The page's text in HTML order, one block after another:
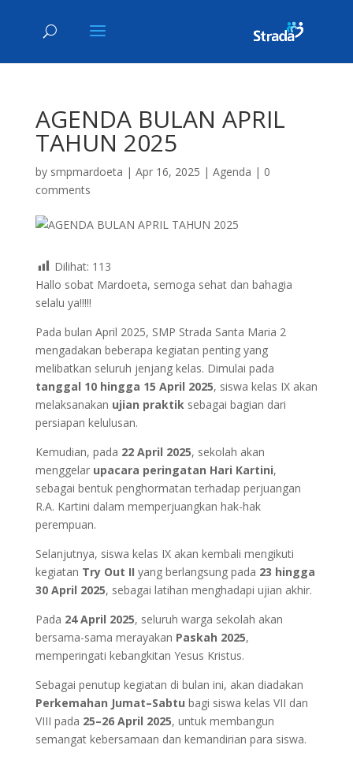
AGENDA BULAN APRIL
TAHUN 2025
by smpmardoeta | Apr 16, 2025 | Agenda | 0
comments
Dilihat: 113
Hallo sobat Mardoeta, semoga sehat dan bahagia
selalu ya!!!!!
Pada bulan April 2025, SMP Strada Santa Maria 2
mengadakan beberapa kegiatan penting yang
melibatkan seluruh jenjang kelas. Dimulai pada
tanggal 10 hingga 15 April 2025, siswa kelas IX akan
melaksanakan ujian praktiksebagai bagian dari
persiapan kelulusan.
Kemudian, pada 22 April 2025, sekolah akan
menggelar upacara peringatan Hari Kartini,
sebagai bentuk penghormatan terhadap perjuangan
R.A. Kartini dalam memperjuangkan hak-hak
perempuan.
Selanjutnya, siswa kelas IX akan kembali mengikuti
kegiatan Try Out II yang berlangsung pada 23 hingga
30 April 2025, sebagai latihan menghadapi ujian akhir.
Pada 24 April 2025, seluruh warga sekolah akan
bersama-sama merayakan Paskah 2025,
memperingati kebangkitan Yesus Kristus.
Sebagai penutup kegiatan di bulan ini, akan diadakan
Perkemahan Jumat–Sabtu bagi siswa kelas VII dan
VIII pada 25–26 April 2025, untuk membangun
semangat kebersamaan dan kemandirian para siswa.